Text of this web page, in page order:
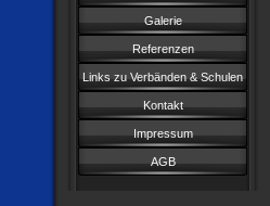
Galerie
Referenzen
Links zu Verbänden & Schulen
Kontakt
Impressum
AGB